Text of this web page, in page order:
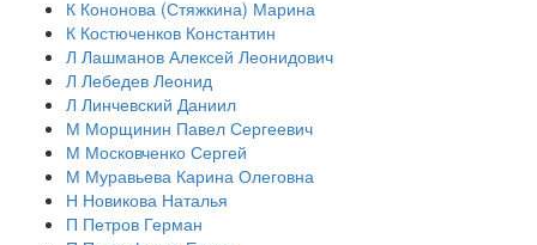
К Кононова (Стяжкина) Марина
К Костюченков Константин
Л Лашманов Алексей Леонидович
Л Лебедев Леонид
Л Линчевский Даниил
М Морщинин Павел Сергеевич
М Московченко Сергей
М Муравьева Карина Олеговна
Н Новикова Наталья
П Петров Герман